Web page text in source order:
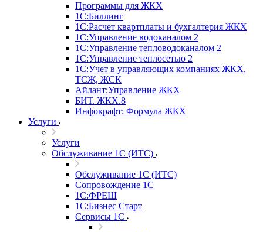
Программы для ЖКХ
1С:Биллинг
1С:Расчет квартплаты и бухгалтерия ЖКХ
1С:Управление водоканалом 2
1С:Управление тепловодоканалом 2
1С:Управление теплосетью 2
1С:Учет в управляющих компаниях ЖКХ,
ТСЖ, ЖСК
Айлант:Управление ЖКХ
БИТ. ЖКХ.8
Инфокрафт: Формула ЖКХ
Услуги
Услуги
Обслуживание 1С (ИТС)
Обслуживание 1С (ИТС)
Сопровождение 1С
1С:ФРЕШ
1С:Бизнес Старт
Сервисы 1С